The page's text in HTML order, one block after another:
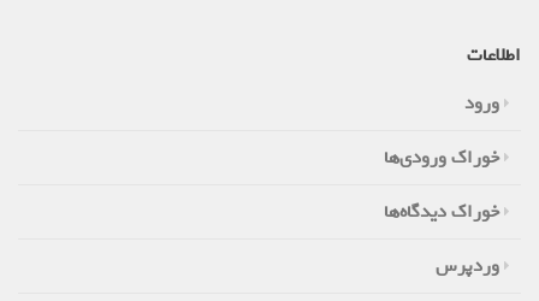
اطلاعات
ورود
خوراک ورودی‌ها
خوراک دیدگاه‌ها
وردپرس